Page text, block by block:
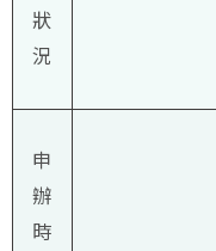
狀
況
申
辦
時